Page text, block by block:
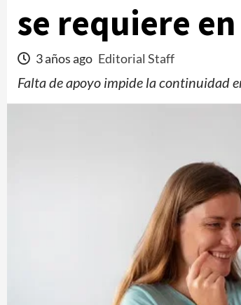
se requiere
3 años ago Editorial Staff
Falta de apoyo impide la continuidad